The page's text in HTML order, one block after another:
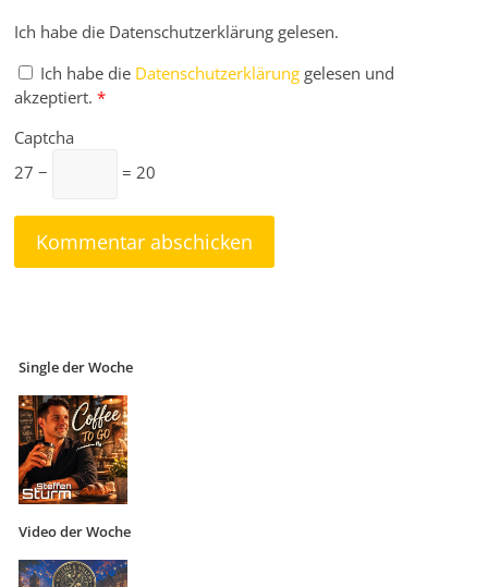
Ich habe die Datenschutzerklärung gelesen.
Ich habe die Datenschutzerklärung gelesen und
akzeptiert. *
Captcha
27 −
= 20
Single der Woche
Video der Woche